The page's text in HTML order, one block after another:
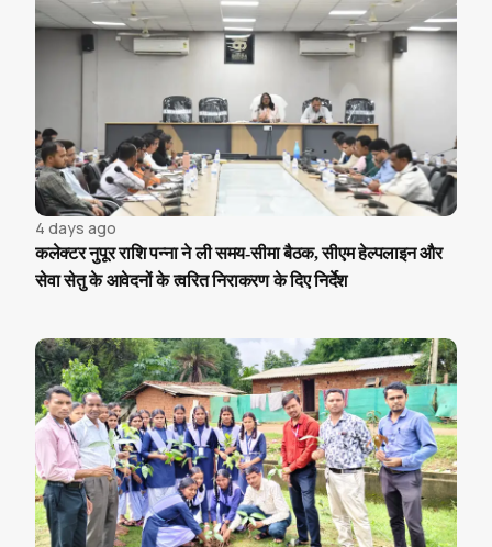
4 days ago
कलेक्टर नुपूर राशि पन्ना ने ली समय-सीमा बैठक, सीएम हेल्पलाइन और
सेवा सेतु के आवेदनों के त्वरित निराकरण के दिए निर्देश